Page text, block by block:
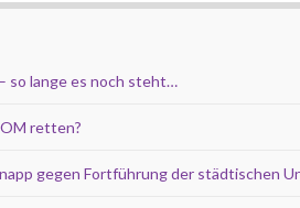
so lange es noch steht…
retten?
gegen Fortführung der städtischen